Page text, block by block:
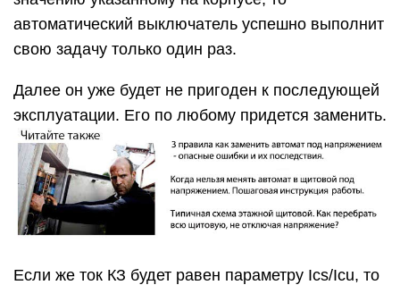
автоматический выключатель успешно выполнит
свою задачу только один раз.
Далее он уже будет не пригоден к последующей
эксплуатации. Его по любому придется заменить.
Если же ток КЗ будет равен параметру Ics/Icu, то